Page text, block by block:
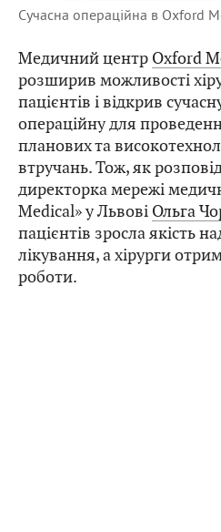
Сучасна операційна в Oxford
Медичний центр Oxford
розширив можливості
пацієнтів і відкрив
операційну для
планових та
втручань. Тож, як
директорка мережі
Medical» у Львові Ольга
пацієнтів зросла якість
лікування, а хірурги
роботи.